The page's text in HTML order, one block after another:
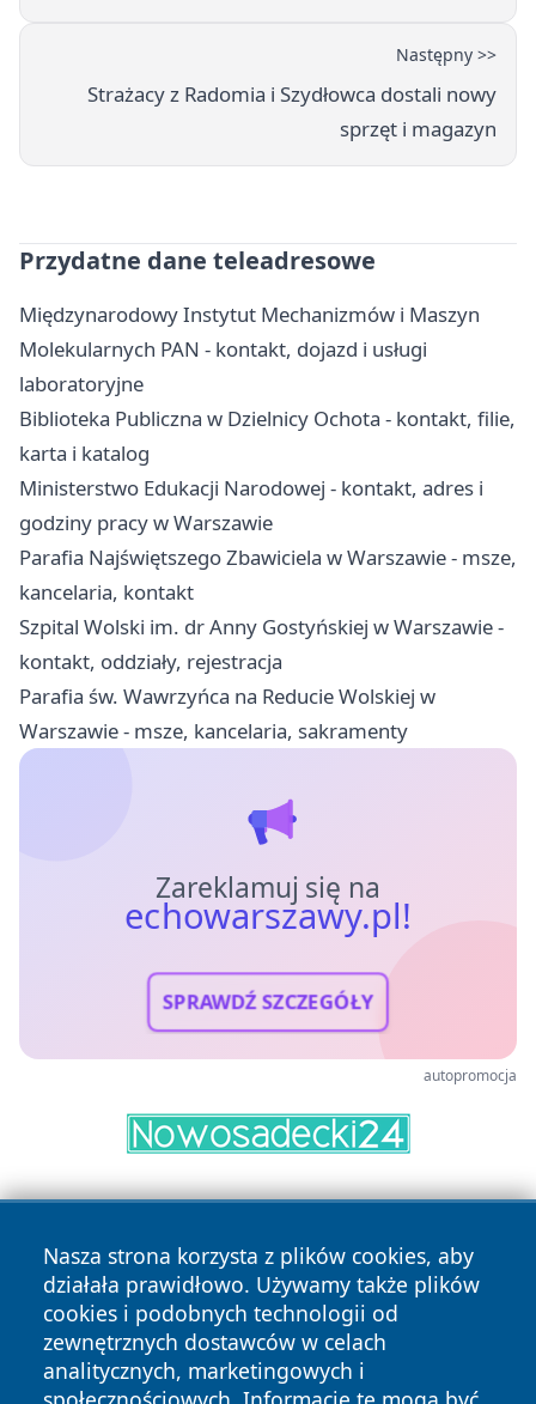
Następny >>
Strażacy z Radomia i Szydłowca dostali nowy
sprzęt i magazyn
Przydatne dane teleadresowe
Międzynarodowy Instytut Mechanizmów i Maszyn
Molekularnych PAN - kontakt, dojazd i usługi
laboratoryjne
Biblioteka Publiczna w Dzielnicy Ochota - kontakt, filie,
karta i katalog
Ministerstwo Edukacji Narodowej - kontakt, adres i
godziny pracy w Warszawie
Parafia Najświętszego Zbawiciela w Warszawie - msze,
kancelaria, kontakt
Szpital Wolski im. dr Anny Gostyńskiej w Warszawie -
kontakt, oddziały, rejestracja
Parafia św. Wawrzyńca na Reducie Wolskiej w
Warszawie - msze, kancelaria, sakramenty
Zareklamuj się na
echowarszawy.pl!
SPRAWDŹ SZCZEGÓŁY
autopromocja
Nasza strona korzysta z plików cookies, aby
działała prawidłowo. Używamy także plików
cookies i podobnych technologii od
zewnętrznych dostawców w celach
analitycznych, marketingowych i
Copyright © 2026 echowarszawy.pl Wszystkie prawa
zastrzeżone.